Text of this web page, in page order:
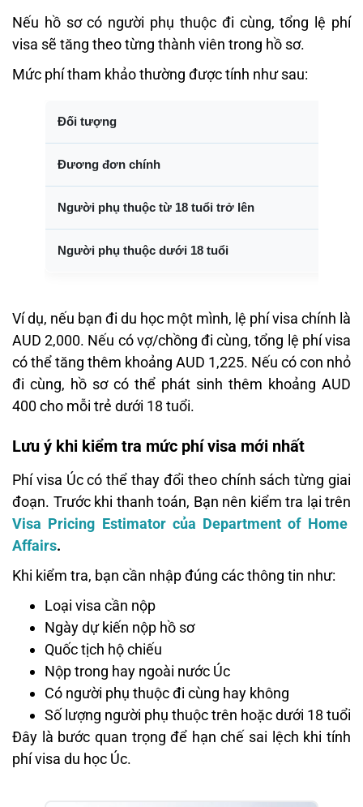
Nếu hồ sơ có người phụ thuộc đi cùng, tổng lệ phí
visa sẽ tăng theo từng thành viên trong hồ sơ.
Mức phí tham khảo thường được tính như sau:
Đối tượng
Đương đơn chính
Người phụ thuộc từ 18 tuổi trở lên
Người phụ thuộc dưới 18 tuổi
Ví dụ, nếu bạn đi du học một mình, lệ phí visa chính là
AUD 2,000. Nếu có vợ/chồng đi cùng, tổng lệ phí visa
có thể tăng thêm khoảng AUD 1,225. Nếu có con nhỏ
đi cùng, hồ sơ có thể phát sinh thêm khoảng AUD
400 cho mỗi trẻ dưới 18 tuổi.
Lưu ý khi kiểm tra mức phí visa mới nhất
Phí visa Úc có thể thay đổi theo chính sách từng giai
đoạn. Trước khi thanh toán, Bạn nên kiểm tra lại trên
Visa Pricing Estimator của Department of Home
Affairs.
Khi kiểm tra, bạn cần nhập đúng các thông tin như:
Loại visa cần nộp
Ngày dự kiến nộp hồ sơ
Quốc tịch hộ chiếu
Nộp trong hay ngoài nước Úc
Có người phụ thuộc đi cùng hay không
Số lượng người phụ thuộc trên hoặc dưới 18 tuổi
Đây là bước quan trọng để hạn chế sai lệch khi tính
phí visa du học Úc.